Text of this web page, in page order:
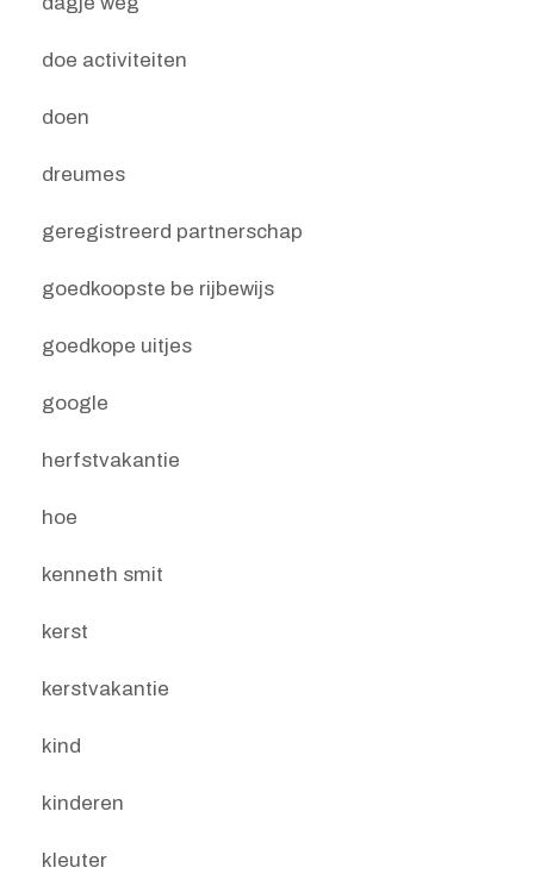
doe activiteiten
doen
dreumes
geregistreerd partnerschap
goedkoopste be rijbewijs
goedkope uitjes
google
herfstvakantie
hoe
kenneth smit
kerst
kerstvakantie
kind
kinderen
kleuter